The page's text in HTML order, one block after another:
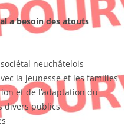
a besoin des atouts
neuchâtelois
la jeunesse et les familles
et de l’adaptation du
divers publics